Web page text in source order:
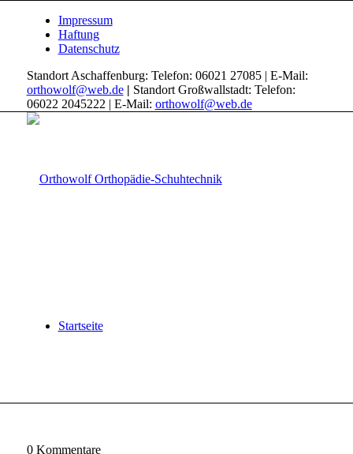
Impressum
Haftung
Datenschutz
Standort Aschaffenburg: Telefon: 06021 27085 | E-Mail:
orthowolf@web.de | Standort Großwallstadt: Telefon:
06022 2045222 | E-Mail: orthowolf@web.de
Startseite
0 Kommentare